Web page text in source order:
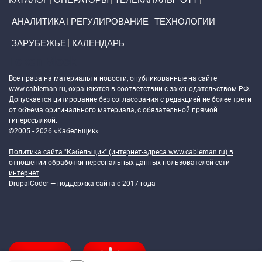
АНАЛИТИКА РЕГУЛИРОВАНИЕ ТЕХНОЛОГИИ
ЗАРУБЕЖЬЕ КАЛЕНДАРЬ
Все права на материалы и новости, опубликованные на сайте
www.cableman.ru, охраняются в соответствии с законодательством РФ.
Допускается цитирование без согласования с редакцией не более трети
от объема оригинального материала, с обязательной прямой
гиперссылкой.
©2005 - 2026 «Кабельщик»
Политика сайта "Кабельщик" (интернет-адреса www.cableman.ru) в
отношении обработки персональных данных пользователей сети
интернет
DrupalCoder — поддержка сайта c 2017 года